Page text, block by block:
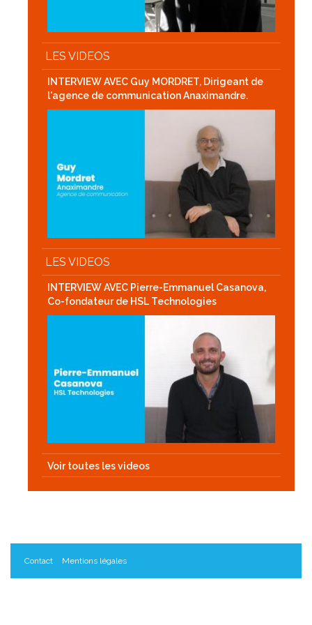
LES VIDEOS
INTERVIEW AVEC Guy MORDRET, Dirigeant de
l'agence de communication Anaximandre.
LES VIDEOS
INTERVIEW AVEC Pierre-Emmanuel Casanova,
Co-fondateur de HSL Technologies
Voir toutes les videos
Contact Mentions légales